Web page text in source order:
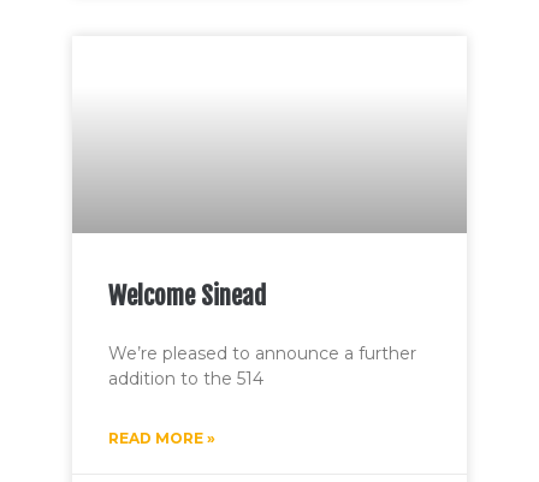
Welcome Sinead
We’re pleased to announce a further
addition to the 514
READ MORE »